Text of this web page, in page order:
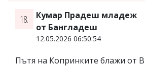
18.
Кумар Прадеш младеж
от Бангладеш
12.05.2026 06:50:54
Пътя на Копринките блажи от